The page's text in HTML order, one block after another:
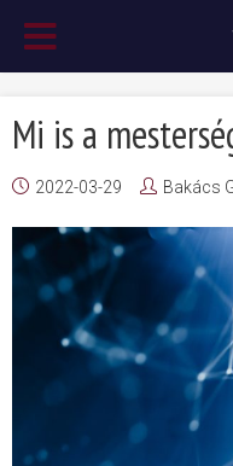
Mi is a
2022-03-29 Bakács